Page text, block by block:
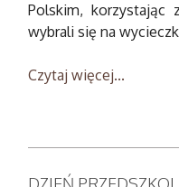
Polskim, korzystając
wybrali się na
Czytaj więcej...